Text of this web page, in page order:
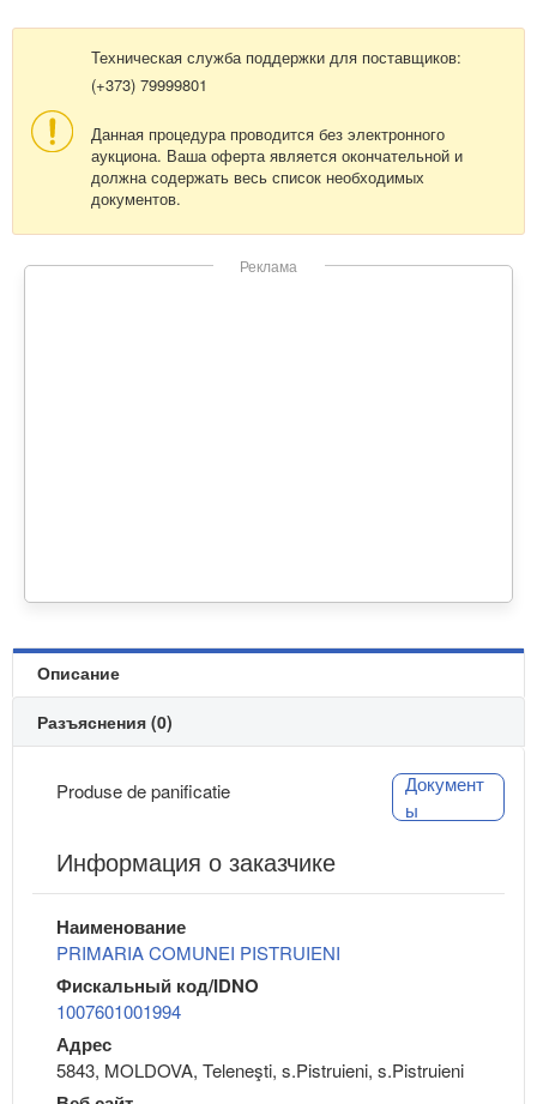
Техническая служба поддержки для поставщиков:
(+373) 79999801
Данная процедура проводится без электронного
аукциона. Ваша оферта является окончательной и
должна содержать весь список необходимых
документов.
Реклама
Описание
Разъяснения (0)
Produse de panificatie
Документ
ы
Информация о заказчике
Наименование
PRIMARIA COMUNEI PISTRUIENI
Фискальный код/IDNO
1007601001994
Адрес
5843, MOLDOVA, Teleneşti, s.Pistruieni, s.Pistruieni